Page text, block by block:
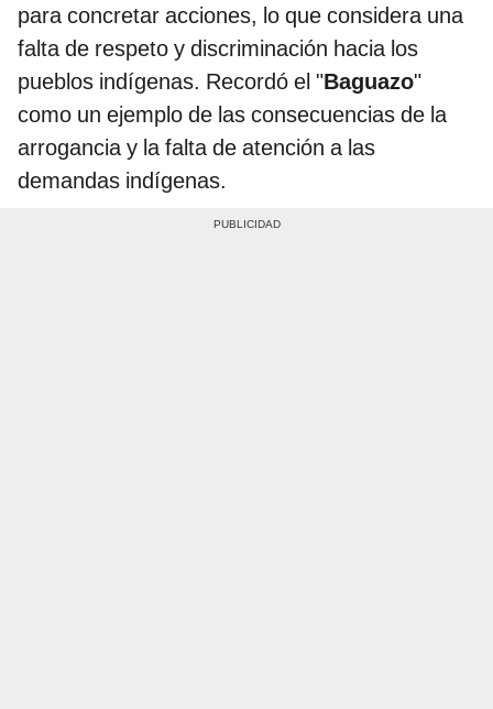
para concretar acciones, lo que considera una
falta de respeto y discriminación hacia los
pueblos indígenas. Recordó el "Baguazo"
como un ejemplo de las consecuencias de la
arrogancia y la falta de atención a las
demandas indígenas.